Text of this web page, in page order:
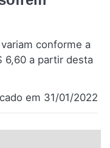
conforme a
6,60 a partir desta
em 31/01/2022